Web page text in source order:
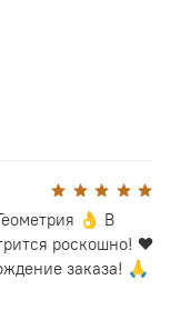
👌 В
роскошно! ❤️
заказа! 🙏